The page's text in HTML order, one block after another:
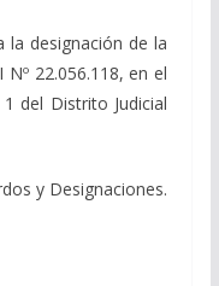
la designación de la
22.056.118, en el
del Distrito Judicial
y Designaciones.